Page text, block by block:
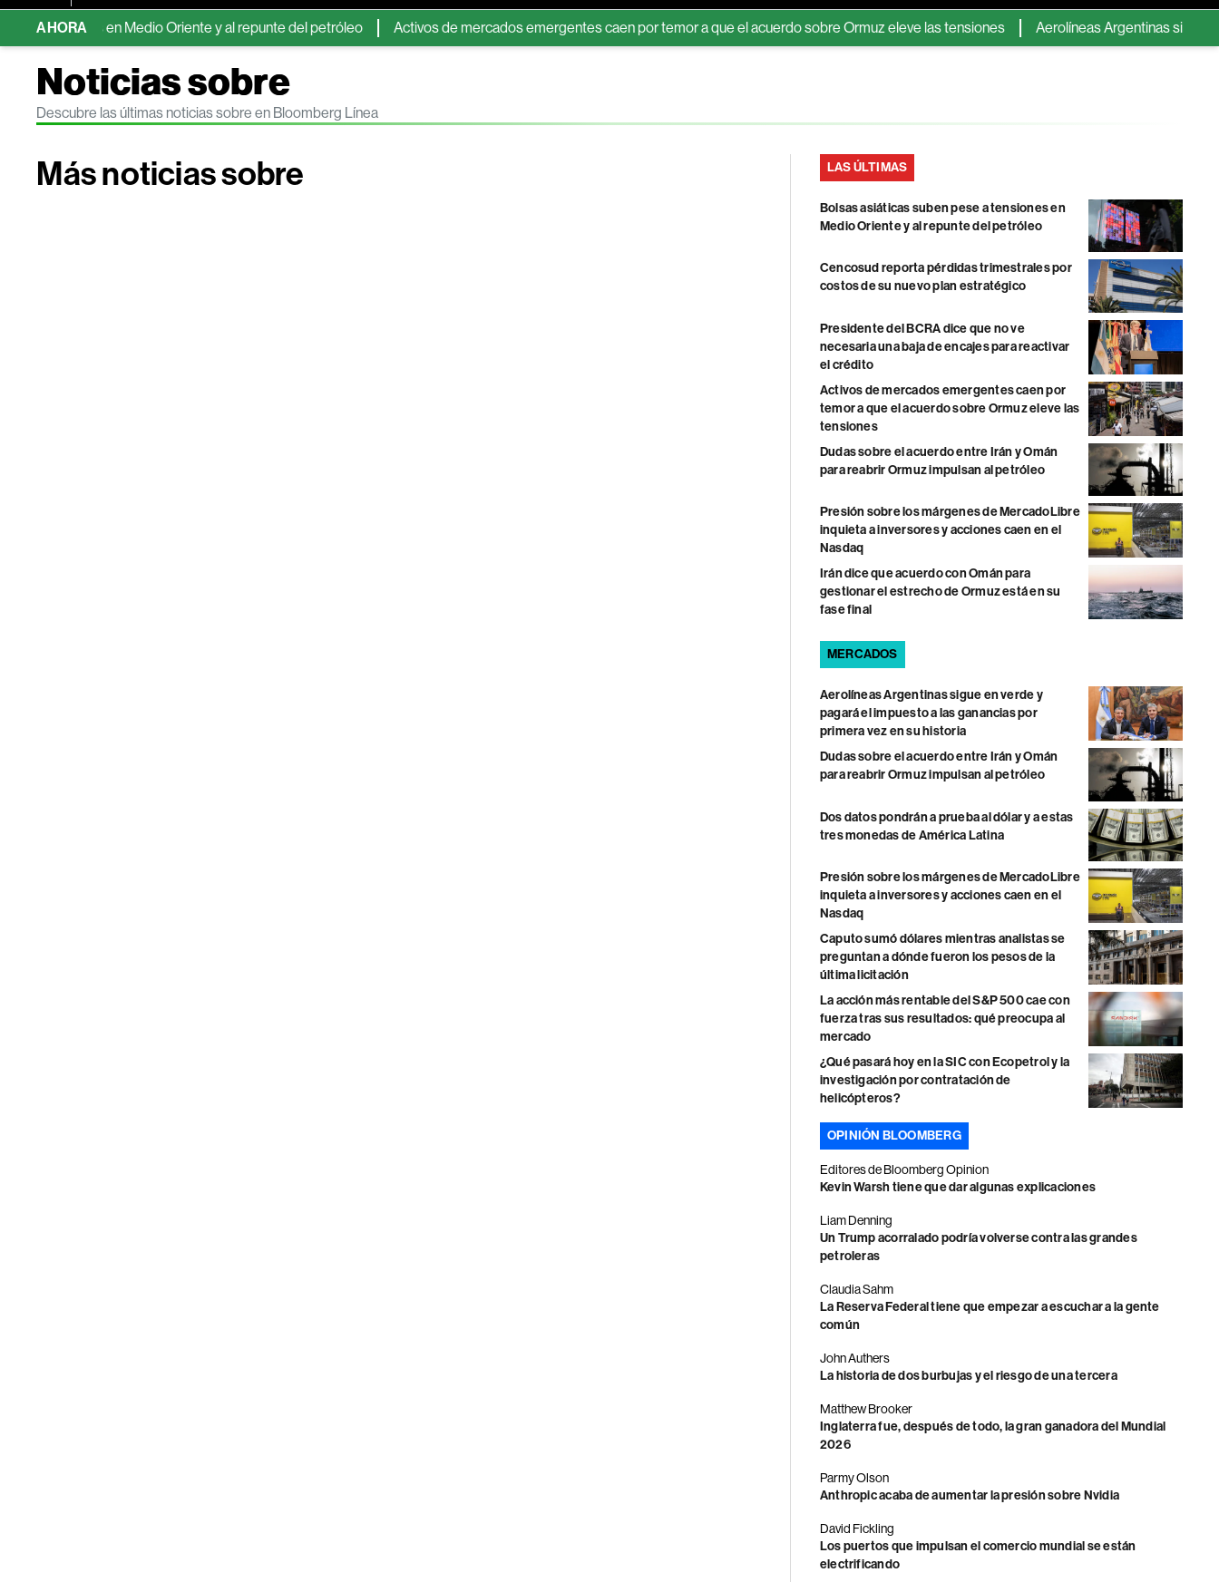
AHORAen Medio Oriente y al repunte del petróleo Activos de mercados emergentes caen por temor a que el acuerdo sobre Ormuz eleve las tensiones Aerolíneas Argentinas sigue en
Noticias sobre
Descubre las últimas noticias sobre en Bloomberg Línea
Más noticias sobre LAS ÚLTIMAS
Bolsas asiáticas suben pese a tensiones en
Medio Oriente y al repunte del petróleo
Cencosud reporta pérdidas trimestrales por
costos de su nuevo plan estratégico
Presidente del BCRA dice que no ve
necesaria una baja de encajes para reactivar
el crédito
Activos de mercados emergentes caen por
temor a que el acuerdo sobre Ormuz eleve las
tensiones
Dudas sobre el acuerdo entre Irán y Omán
para reabrir Ormuz impulsan al petróleo
Presión sobre los márgenes de MercadoLibre
inquieta a inversores y acciones caen en el
Nasdaq
Irán dice que acuerdo con Omán para
gestionar el estrecho de Ormuz está en su
fase final
MERCADOS
Aerolíneas Argentinas sigue en verde y
pagará el impuesto a las ganancias por
primera vez en su historia
Dudas sobre el acuerdo entre Irán y Omán
para reabrir Ormuz impulsan al petróleo
Dos datos pondrán a prueba al dólar y a estas
tres monedas de América Latina
Presión sobre los márgenes de MercadoLibre
inquieta a inversores y acciones caen en el
Nasdaq
Caputo sumó dólares mientras analistas se
preguntan a dónde fueron los pesos de la
última licitación
La acción más rentable del S&P 500 cae con
fuerza tras sus resultados: qué preocupa al
mercado
¿Qué pasará hoy en la SIC con Ecopetrol y la
investigación por contratación de
helicópteros?
OPINIÓN BLOOMBERG
Editores de Bloomberg Opinion
Kevin Warsh tiene que dar algunas explicaciones
Liam Denning
Un Trump acorralado podría volverse contra las grandes
petroleras
Claudia Sahm
La Reserva Federal tiene que empezar a escuchar a la gente
común
John Authers
La historia de dos burbujas y el riesgo de una tercera
Matthew Brooker
Inglaterra fue, después de todo, la gran ganadora del Mundial
2026
Parmy Olson
Anthropic acaba de aumentar la presión sobre Nvidia
David Fickling
Los puertos que impulsan el comercio mundial se están
electrificando